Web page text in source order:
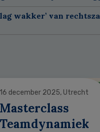
wakker’ van
16 december 2025, Utrecht
Masterclass
Teamdynamiek